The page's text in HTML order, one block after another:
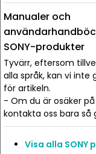
Manualer och
SONY-produkter
Tyvärr, eftersom
alla språk, kan vi
för artikeln.
- Om du är osäker
kontakta oss bara så
Visa alla SONY